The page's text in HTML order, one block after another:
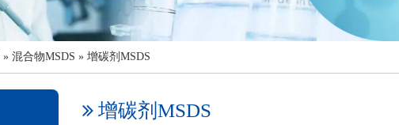
» 混合物MSDS » 增碳剂MSDS
增碳剂MSDS